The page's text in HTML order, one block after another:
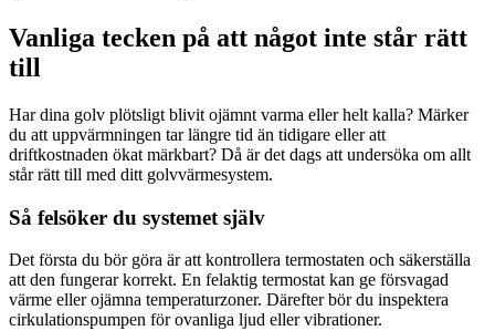
Vanliga tecken på att något inte står rätt
till
Har dina golv plötsligt blivit ojämnt varma eller helt kalla? Märker
du att uppvärmningen tar längre tid än tidigare eller att
driftkostnaden ökat märkbart? Då är det dags att undersöka om allt
står rätt till med ditt golvvärmesystem.
Så felsöker du systemet själv
Det första du bör göra är att kontrollera termostaten och säkerställa
att den fungerar korrekt. En felaktig termostat kan ge försvagad
värme eller ojämna temperaturzoner. Därefter bör du inspektera
cirkulationspumpen för ovanliga ljud eller vibrationer.